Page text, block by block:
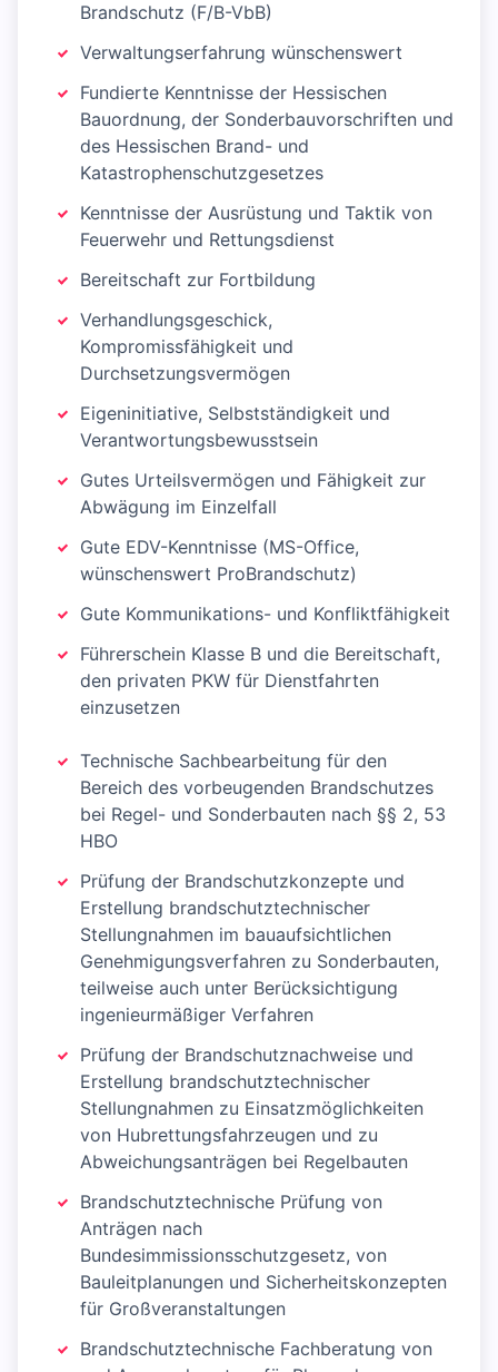
Brandschutz (F/B-VbB)
Verwaltungserfahrung wünschenswert
Fundierte Kenntnisse der Hessischen
Bauordnung, der Sonderbauvorschriften und
des Hessischen Brand- und
Katastrophenschutzgesetzes
Kenntnisse der Ausrüstung und Taktik von
Feuerwehr und Rettungsdienst
Bereitschaft zur Fortbildung
Verhandlungsgeschick,
Kompromissfähigkeit und
Durchsetzungsvermögen
Eigeninitiative, Selbstständigkeit und
Verantwortungsbewusstsein
Gutes Urteilsvermögen und Fähigkeit zur
Abwägung im Einzelfall
Gute EDV-Kenntnisse (MS-Office,
wünschenswert ProBrandschutz)
Gute Kommunikations- und Konfliktfähigkeit
Führerschein Klasse B und die Bereitschaft,
den privaten PKW für Dienstfahrten
einzusetzen
Technische Sachbearbeitung für den
Bereich des vorbeugenden Brandschutzes
bei Regel- und Sonderbauten nach §§ 2, 53
HBO
Prüfung der Brandschutzkonzepte und
Erstellung brandschutztechnischer
Stellungnahmen im bauaufsichtlichen
Genehmigungsverfahren zu Sonderbauten,
teilweise auch unter Berücksichtigung
ingenieurmäßiger Verfahren
Prüfung der Brandschutznachweise und
Erstellung brandschutztechnischer
Stellungnahmen zu Einsatzmöglichkeiten
von Hubrettungsfahrzeugen und zu
Abweichungsanträgen bei Regelbauten
Brandschutztechnische Prüfung von
Anträgen nach
Bundesimmissionsschutzgesetz, von
Bauleitplanungen und Sicherheitskonzepten
für Großveranstaltungen
Brandschutztechnische Fachberatung von